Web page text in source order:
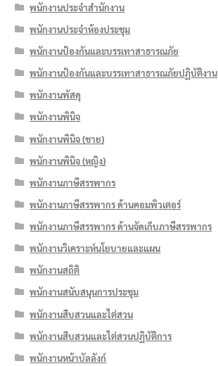
พนักงานประจำสำนักงาน
พนักงานประจำห้องประชุม
พนักงานป้องกันและบรรเทาสาธารณภัย
พนักงานป้องกันและบรรเทาสาธารณภัยปฏิบัติงาน
พนักงานพัสดุ
พนักงานพินิจ
พนักงานพินิจ (ชาย)
พนักงานพินิจ (หญิง)
พนักงานภาษีสรรพากร
พนักงานภาษีสรรพากร ด้านคอมพิวเตอร์
พนักงานภาษีสรรพากร ด้านจัดเก็บภาษีสรรพากร
พนักงานวิเคราะห์นโยบายและแผน
พนักงานสถิติ
พนักงานสนับสนุนการประชุม
พนักงานสืบสวนและไต่สวน
พนักงานสืบสวนและไต่สวนปฏิบัติการ
พนักงานหน้าบัลลังก์